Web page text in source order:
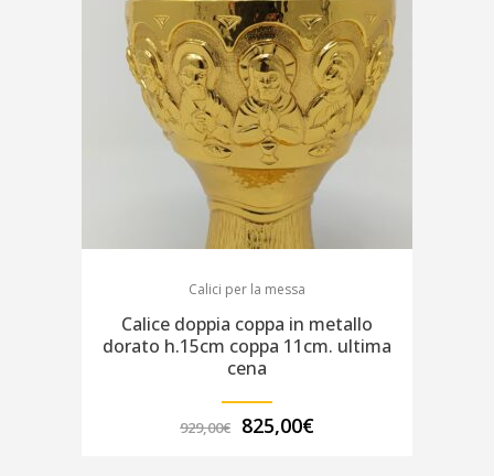
Calici per la messa
Calice doppia coppa in metallo
dorato h.15cm coppa 11cm. ultima
cena
929,00€
Il
825,00€Il